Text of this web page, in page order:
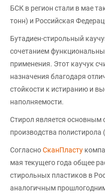
БСК в регион стали в мае
тонн) и Российская
Бутадиен-стирольный
сочетанием
применения. Этот каучук
назначения благодаря
стойкости к истиранию и
наполняемости.
Стирол является
производства полистирола
СогласноСканПласту
мая текущего года общее
стирольных пластиков в
аналогичным